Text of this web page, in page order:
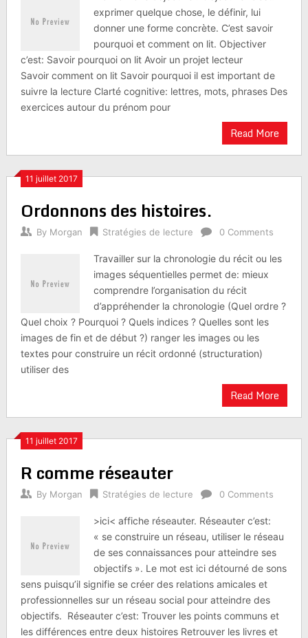
exprimer quelque chose, le définir, lui
donner une forme concrète. C’est savoir
pourquoi et comment on lit. Objectiver
c’est: Savoir pourquoi on lit Avoir un projet lecteur
Savoir comment on lit Savoir pourquoi il est important de
suivre la lecture Clarté cognitive: lettres, mots, phrases Des
exercices autour du prénom pour
Read More
11 juillet 2017
Ordonnons des histoires.
By Morgan Stratégies de lecture 0 Comments
Travailler sur la chronologie du récit ou les
images séquentielles permet de: mieux
comprendre l’organisation du récit
d’appréhender la chronologie (Quel ordre ?
Quel choix ? Pourquoi ? Quels indices ? Quelles sont les
images de fin et de début ?) ranger les images ou les
textes pour construire un récit ordonné (structuration)
utiliser des
Read More
11 juillet 2017
R comme réseauter
By Morgan Stratégies de lecture 0 Comments
>ici< affiche réseauter. Réseauter c’est:
« se construire un réseau, utiliser le réseau
de ses connaissances pour atteindre ses
objectifs ». Le mot est ici détourné de sons
sens puisqu’il signifie se créer des relations amicales et
professionnelles sur un réseau social pour atteindre des
objectifs. Réseauter c’est: Trouver les points communs et
les différences entre deux histoires Retrouver les livres et